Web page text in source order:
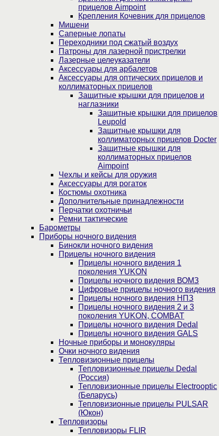
прицелов Aimpoint
Крепления Кочевник для прицелов
Мишени
Саперные лопаты
Переходники под сжатый воздух
Патроны для лазерной пристрелки
Лазерные целеуказатели
Аксессуары для арбалетов
Аксессуары для оптических прицелов и
коллиматорных прицелов
Защитные крышки для прицелов и
наглазники
Защитные крышки для прицелов
Leupold
Защитные крышки для
коллиматорных прицелов Docter
Защитные крышки для
коллиматорных прицелов
Aimpoint
Чехлы и кейсы для оружия
Аксессуары для рогаток
Костюмы охотника
Дополнительные принадлежности
Перчатки охотничьи
Ремни тактические
Барометры
Приборы ночного видения
Бинокли ночного видения
Прицелы ночного видения
Прицелы ночного видения 1
поколения YUKON
Прицелы ночного видения ВОМЗ
Цифровые прицелы ночного видения
Прицелы ночного видения НПЗ
Прицелы ночного видения 2 и 3
поколения YUKON, COMBAT
Прицелы ночного видения Dedal
Прицелы ночного видения GALS
Ночные приборы и монокуляры
Очки ночного видения
Тепловизионные прицелы
Тепловизионные прицелы Dedal
(Россия)
Тепловизионные прицелы Electrooptic
(Беларусь)
Тепловизионные прицелы PULSAR
(Юкон)
Тепловизоры
Тепловизоры FLIR